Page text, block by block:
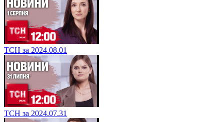
ТСН за 2024.08.01
ТСН за 2024.07.31